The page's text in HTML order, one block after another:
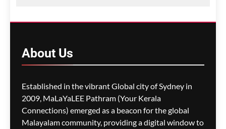
സർക്കാരിനെതിരെ
പ്രവാസികളിൽ ആശങ്ക
ഗീത ദാസ്‌ 8 minutes ago
About Us
Established in the vibrant Global city of Sydney in
2009, MaLaYaLEE Pathram (Your Kerala
Connections) emerged as a beacon for the global
Malayalam community, providing a digital window to